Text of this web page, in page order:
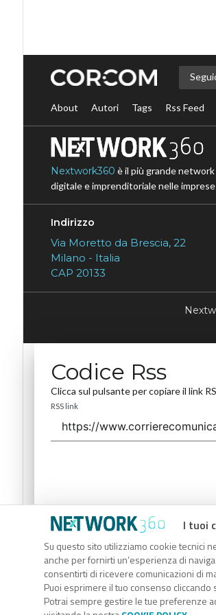
I tuoi
Su questo sito utilizziamo cookie tecnici
anche per fornirti un’esperienza di
consentirti di ricevere comunicazioni di
Puoi esprimere il tuo consenso cliccando
Potrai sempre gestire le tue preferenze
About Autori Tags Rss Feed
Nextwork360 è il più grande
digitale e imprenditoriale nelle
Indirizzo
Via Moretto da Brescia, 22
Milano - Italia
CAP 20133
Codice Rss
Clicca sul pulsante per copiare il link
RSS link
Codice Rss
Clicca sul pulsante per copiare il link
RSS link